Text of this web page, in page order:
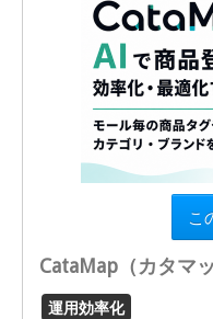
こ
CataMap（カタマッ
運用効率化